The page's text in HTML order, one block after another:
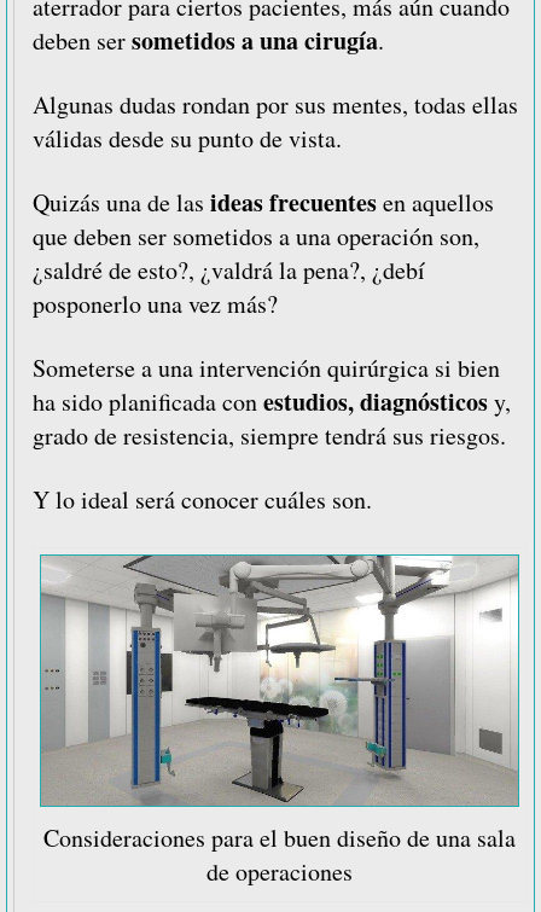
deben sersometidos a una cirugía.
Algunas dudas rondan por sus mentes, todas ellas
válidas desde su punto de vista.
Quizás una de las ideas frecuentesen aquellos
que deben ser sometidos a una operación son,
¿saldré de esto?, ¿valdrá la pena?, ¿debí
posponerlo una vez más?
Someterse a una intervención quirúrgica si bien
ha sido planificada conestudios, diagnósticosy,
grado de resistencia, siempre tendrá sus riesgos.
Y lo ideal será conocer cuáles son.
Consideraciones para el buen diseño de una sala
de operaciones